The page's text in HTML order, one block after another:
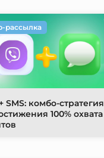
SMS: комбо-стратегия
100% охвата
рассылка